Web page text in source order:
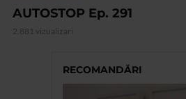
AUTOSTOP Ep. 291
2.881 vizualizari
RECOMANDĂRI